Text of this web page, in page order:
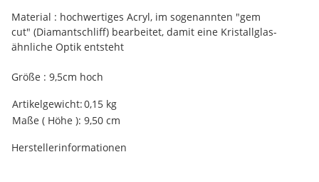
Material : hochwertiges Acryl, im sogenannten "gem
cut" (Diamantschliff) bearbeitet, damit eine Kristallglas-
ähnliche Optik entsteht
Größe : 9,5cm hoch
Produkteigenschaft
Wert
Artikelgewicht:0,15 kg
Maße ( Höhe ): 9,50 cm
Herstellerinformationen